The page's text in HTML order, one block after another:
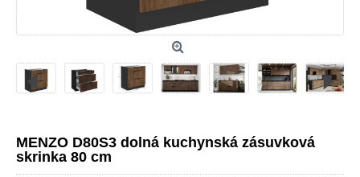
MENZO D80S3 dolná kuchynská zásuvková
skrinka 80 cm